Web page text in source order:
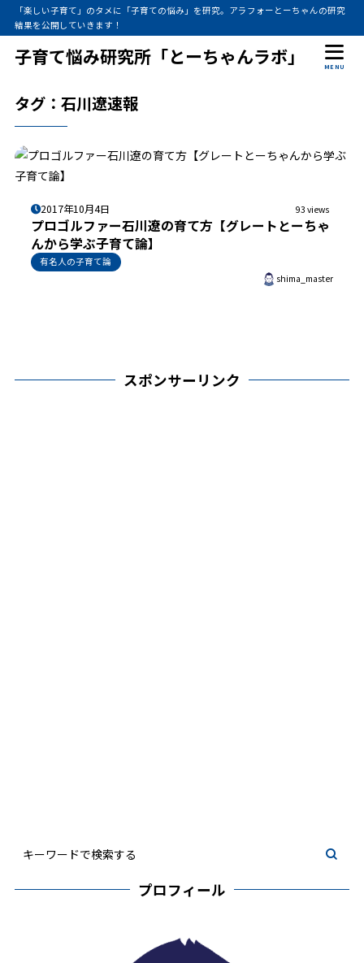
「楽しい子育て」のタメに「子育ての悩み」を研究。アラフォーとーちゃんの研究
結果を公開していきます！
子育て悩み研究所「とーちゃんラボ」 MENU
タグ：石川遼速報
2017年10月4日 93 views
プロゴルファー石川遼の育て方【グレートとーちゃ
んから学ぶ子育て論】
有名人の子育て論
shima_master
スポンサーリンク
プロフィール